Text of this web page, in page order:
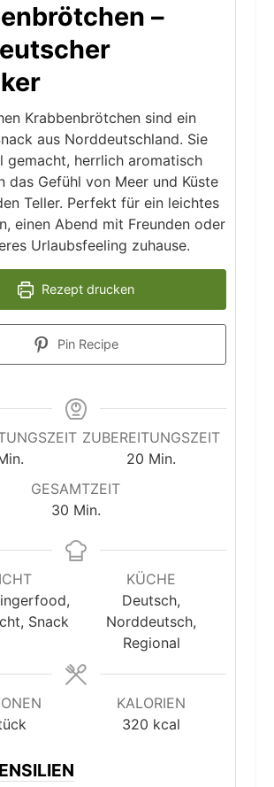
–
Krabbenbrötchen sind ein
aus Norddeutschland. Sie
gemacht, herrlich aromatisch
das Gefühl von Meer und Küste
Teller. Perfekt für ein leichtes
einen Abend mit Freunden oder
Urlaubsfeeling zuhause.
Rezept drucken
Pin Recipe
ZUBEREITUNGSZEIT
20 Minuten
Min.
GESAMTZEIT
30Minuten
Min.
Snack
KÜCHE
Deutsch,
Norddeutsch,
Regional
KALORIEN
320 kcal